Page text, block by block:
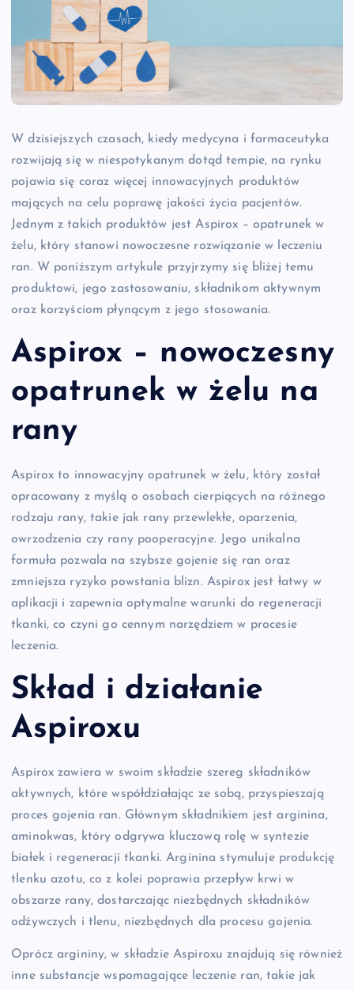
W dzisiejszych czasach, kiedy medycyna i farmaceutyka
rozwijają się w niespotykanym dotąd tempie, na rynku
pojawia się coraz więcej innowacyjnych produktów
mających na celu poprawę jakości życia pacjentów.
Jednym z takich produktów jest Aspirox – opatrunek w
żelu, który stanowi nowoczesne rozwiązanie w leczeniu
ran. W poniższym artykule przyjrzymy się bliżej temu
produktowi, jego zastosowaniu, składnikom aktywnym
oraz korzyściom płynącym z jego stosowania.
Aspirox – nowoczesny
opatrunek w żelu na
rany
Aspirox to innowacyjny opatrunek w żelu, który został
opracowany z myślą o osobach cierpiących na różnego
rodzaju rany, takie jak rany przewlekłe, oparzenia,
owrzodzenia czy rany pooperacyjne. Jego unikalna
formuła pozwala na szybsze gojenie się ran oraz
zmniejsza ryzyko powstania blizn. Aspirox jest łatwy w
aplikacji i zapewnia optymalne warunki do regeneracji
tkanki, co czyni go cennym narzędziem w procesie
leczenia.
Skład i działanie
Aspiroxu
Aspirox zawiera w swoim składzie szereg składników
aktywnych, które współdziałając ze sobą, przyspieszają
proces gojenia ran. Głównym składnikiem jest arginina,
aminokwas, który odgrywa kluczową rolę w syntezie
białek i regeneracji tkanki. Arginina stymuluje produkcję
tlenku azotu, co z kolei poprawia przepływ krwi w
obszarze rany, dostarczając niezbędnych składników
odżywczych i tlenu, niezbędnych dla procesu gojenia.
Oprócz argininy, w składzie Aspiroxu znajdują się również
inne substancje wspomagające leczenie ran, takie jak